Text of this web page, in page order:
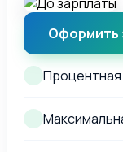
Оформить
Процентная